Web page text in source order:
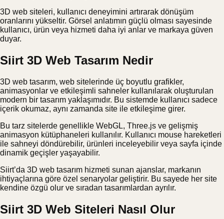
3D web siteleri, kullanıcı deneyimini artırarak dönüşüm
oranlarını yükseltir. Görsel anlatımın güçlü olması sayesinde
kullanıcı, ürün veya hizmeti daha iyi anlar ve markaya güven
duyar.
Siirt 3D Web Tasarım Nedir
3D web tasarım, web sitelerinde üç boyutlu grafikler,
animasyonlar ve etkileşimli sahneler kullanılarak oluşturulan
modern bir tasarım yaklaşımıdır. Bu sistemde kullanıcı sadece
içerik okumaz, aynı zamanda site ile etkileşime girer.
Bu tarz sitelerde genellikle WebGL, Three.js ve gelişmiş
animasyon kütüphaneleri kullanılır. Kullanıcı mouse hareketleri
ile sahneyi döndürebilir, ürünleri inceleyebilir veya sayfa içinde
dinamik geçişler yaşayabilir.
Siirt’da 3D web tasarım hizmeti sunan ajanslar, markanın
ihtiyaçlarına göre özel senaryolar geliştirir. Bu sayede her site
kendine özgü olur ve sıradan tasarımlardan ayrılır.
Siirt 3D Web Siteleri Nasıl Olur